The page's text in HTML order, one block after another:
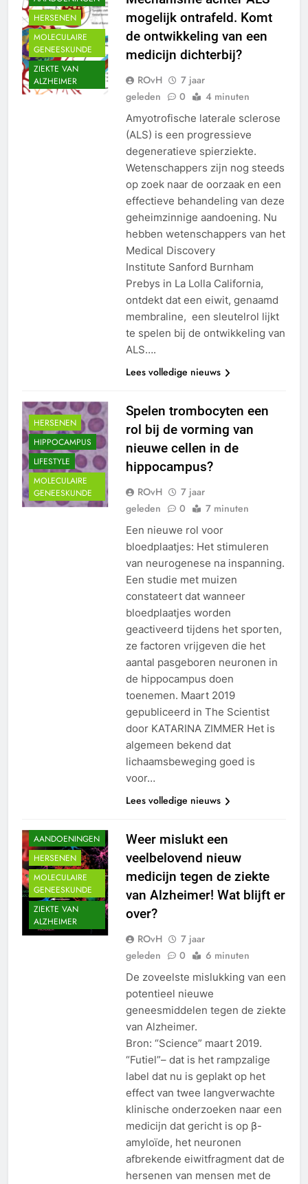
HERSENEN
MOLECULAIRE
GENEESKUNDE
ZIEKTE VAN
ALZHEIMER
mogelijk ontrafeld. Komt
de ontwikkeling van een
medicijn dichterbij?
ROvH
7 jaar
geleden
0 4 minuten
Amyotrofische laterale sclerose
(ALS) is een progressieve
degeneratieve spierziekte.
Wetenschappers zijn nog steeds
op zoek naar de oorzaak en een
effectieve behandeling van deze
geheimzinnige aandoening. Nu
hebben wetenschappers van het
Medical Discovery
Institute Sanford Burnham
Prebys in La Lolla California,
ontdekt dat een eiwit, genaamd
membraline, een sleutelrol lijkt
te spelen bij de ontwikkeling van
ALS….
Lees volledige nieuws
HERSENEN
HIPPOCAMPUS
LIFESTYLE
MOLECULAIRE
GENEESKUNDE
Spelen trombocyten een
rol bij de vorming van
nieuwe cellen in de
hippocampus?
ROvH
7 jaar
geleden
0 7 minuten
Een nieuwe rol voor
bloedplaatjes: Het stimuleren
van neurogenese na inspanning.
Een studie met muizen
constateert dat wanneer
bloedplaatjes worden
geactiveerd tijdens het sporten,
ze factoren vrijgeven die het
aantal pasgeboren neuronen in
de hippocampus doen
toenemen. Maart 2019
gepubliceerd in The Scientist
door KATARINA ZIMMER Het is
algemeen bekend dat
lichaamsbeweging goed is
voor…
Lees volledige nieuws
AANDOENINGEN
HERSENEN
MOLECULAIRE
GENEESKUNDE
ZIEKTE VAN
ALZHEIMER
Weer mislukt een
veelbelovend nieuw
medicijn tegen de ziekte
van Alzheimer! Wat blijft er
over?
ROvH
7 jaar
geleden
0 6 minuten
De zoveelste mislukking van een
potentieel nieuwe
geneesmiddelen tegen de ziekte
van Alzheimer.
Bron: “Science” maart 2019.
“Futiel”– dat is het rampzalige
label dat nu is geplakt op het
effect van twee langverwachte
klinische onderzoeken naar een
medicijn dat gericht is op β-
amyloïde, het neuronen
afbrekende eiwitfragment dat de
hersenen van mensen met de